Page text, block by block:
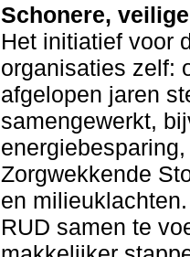
Schonere,
Het initiatief voor
organisaties zelf:
afgelopen jaren
samengewerkt,
Zorgwekkende
en
RUD samen te